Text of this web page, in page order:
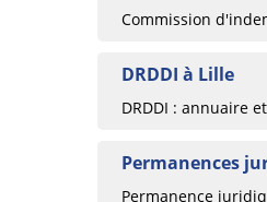
Commission
DRDDI à Lille
DRDDI : annuaire
Permanences
Permanence